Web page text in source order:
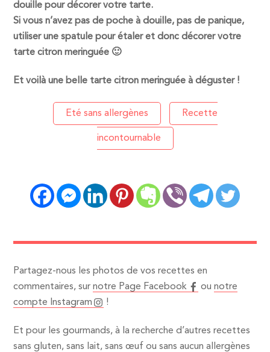
douille pour décorer votre tarte.
Si vous n’avez pas de poche à douille, pas de panique,
utiliser une spatule pour étaler et donc décorer votre
tarte citron meringuée 🙂
Et voilà une belle tarte citron meringuée à déguster !
Eté sans allergènes Recette
incontournable
Partagez-nous les photos de vos recettes en
commentaires, surnotre Page Facebook ounotre
compte Instagram
!
Et pour les gourmands, à la recherche d’autres recettes
sans gluten, sans lait, sans œuf ou sans aucun allergènes